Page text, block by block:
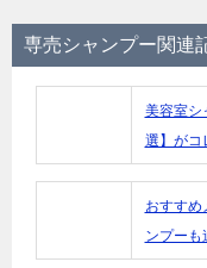
専売シャンプー関連
美容室シ
選】がコ
おすすめ
ンプーも